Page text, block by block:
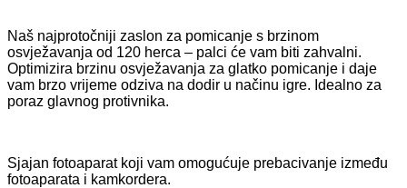
Naš najprotočniji zaslon za pomicanje s brzinom
osvježavanja od 120 herca – palci će vam biti zahvalni.
Optimizira brzinu osvježavanja za glatko pomicanje i daje
vam brzo vrijeme odziva na dodir u načinu igre. Idealno za
poraz glavnog protivnika.
Sjajan fotoaparat koji vam omogućuje prebacivanje između
fotoaparata i kamkordera.